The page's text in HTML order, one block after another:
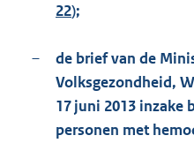
22);
–
de brief van de
Volksgezondheid,
17 juni 2013 inzake
personen met